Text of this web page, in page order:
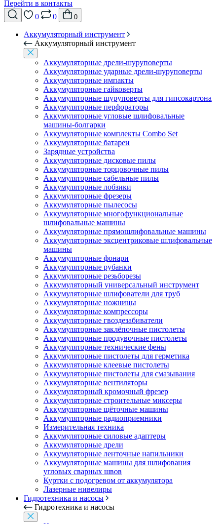
Перейти в контакты
0
0 0
Аккумуляторный инструмент
Аккумуляторный инструмент
Аккумуляторные дрели-шуруповерты
Аккумуляторные ударные дрели-шуруповерты
Аккумуляторные импакты
Аккумуляторные гайковерты
Аккумуляторные шуруповерты для гипсокартона
Аккумуляторные перфораторы
Аккумуляторные угловые шлифовальные
машины-болгарки
Аккумуляторные комплекты Combo Set
Аккумуляторные батареи
Зарядные устройства
Аккумуляторные дисковые пилы
Аккумуляторные торцовочные пилы
Аккумуляторные сабельные пилы
Аккумуляторные лобзики
Аккумуляторные фрезеры
Аккумуляторные пылесосы
Аккумуляторные многофункциональные
шлифовальные машины
Аккумуляторные прямошлифовальные машины
Аккумуляторные эксцентриковые шлифовальные
машины
Аккумуляторные фонари
Аккумуляторные рубанки
Аккумуляторные резьборезы
Аккумуляторный универсальный инструмент
Аккумуляторные шлифователи для труб
Аккумуляторные ножницы
Аккумуляторные компрессоры
Аккумуляторные гвоздезабиватели
Аккумуляторные заклёпочные пистолеты
Аккумуляторные продувочные пистолеты
Аккумуляторные технические фены
Аккумуляторные пистолеты для герметика
Аккумуляторные клеевые пистолеты
Аккумуляторные пистолеты для смазывания
Аккумуляторные вентиляторы
Аккумуляторный кромочный фрезер
Аккумуляторные строительные миксеры
Аккумуляторные щёточные машины
Аккумуляторные радиоприемники
Измерительная техника
Аккумуляторные силовые адаптеры
Аккумуляторные дрели
Аккумуляторные ленточные напильники
Аккумуляторные машины для шлифования
угловых сварных швов
Куртки с подогревом от аккумулятора
Лазерные нивелиры
Гидротехника и насосы
Гидротехника и насосы